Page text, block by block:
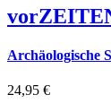
Archäologische
24,95 €